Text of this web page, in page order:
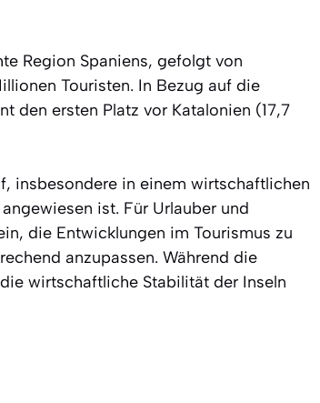
Region Spaniens, gefolgt von
Touristen. In Bezug auf die
den ersten Platz vor Katalonien (17,7
insbesondere in einem wirtschaftlichen
ist. Für Urlauber und
die Entwicklungen im Tourismus zu
anzupassen. Während die
wirtschaftliche Stabilität der Inseln